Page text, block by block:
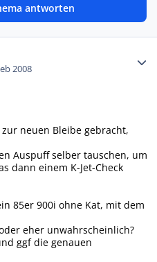
antworten
2008
neuen Bleibe gebracht,
Auspuff selber tauschen, um
dann einem K-Jet-Check
85er 900i ohne Kat, mit dem
eher unwahrscheinlich?
ggf die genauen